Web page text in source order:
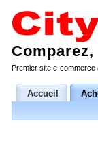
Premier site e-commerce
Accueil